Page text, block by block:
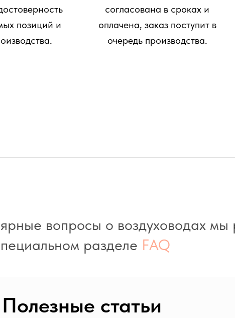
позиций и
согласована в сроках и
оплачена, заказ поступит в
очередь производства.
вопросы о воздуховодах мы
разделе FAQ
Полезные статьи